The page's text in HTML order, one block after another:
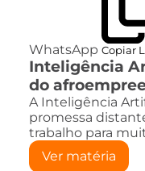
WhatsApp Copiar
Inteligência
do
A Inteligência
promessa
trabalho para
Ver matéria